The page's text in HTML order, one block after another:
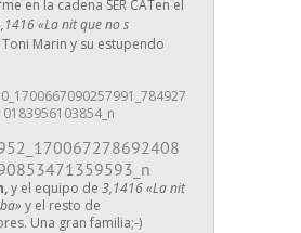
en la cadena SER CATen el
«La nit que no s
Marin y su estupendo
y el equipo de 3,1416 «La nit
y el resto de
Una gran familia;-)